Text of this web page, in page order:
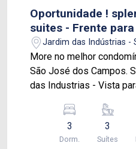
Oportunidade !
suites - Frente
Jardim das Indústrias -
More no melhor
São José dos Campos. Splendor Blue - Jardim
das Industrias - Vista
com varanda gourmet ,
escritório, lavabo, andar
planejada, área de
3
Dorm.
3
Suítes